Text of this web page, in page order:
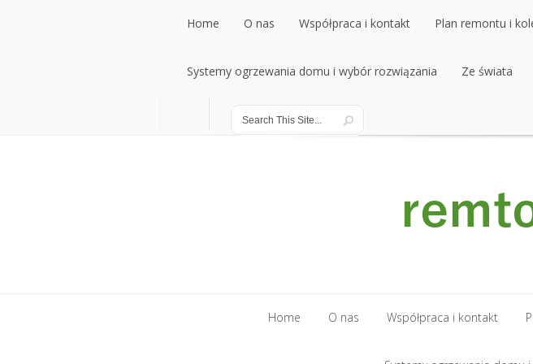
Home
Home
O nas
O nas
Współpraca i kontakt
Współpraca i kontakt
Plan remontu i
Plan remontu i
Systemy ogrzewania domu i wybór rozwiązania
Systemy ogrzewania domu i wybór rozwiązania
Ze świata
Home O nas Współpraca i kontakt